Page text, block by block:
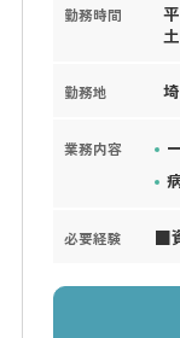
勤務時間
勤務地
業務内容
必要経験 ■